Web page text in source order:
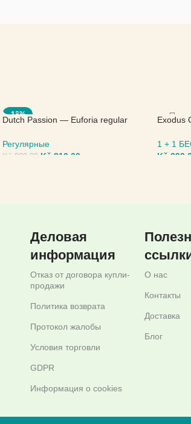
-18%
Dutch Passion — Euforia regular
Регулярные
Kč 990,00 Kč 810,00
Exodus
1 + 1
Kč
Деловая
информация
Отказ от договора купли-
продажи
Политика возврата
Протокол жалобы
Условия торговли
GDPR
Информация о cookies
О нас
Контакты
Доставка
Блог